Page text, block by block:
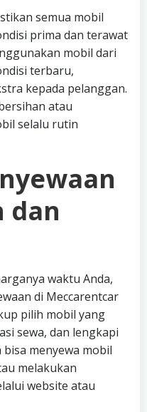
semua mobil
prima dan terawat
mobil dari
terbaru,
kepada pelanggan.
atau
selalu rutin
dan
waktu Anda,
di Meccarentcar
pilih mobil yang
sewa, dan lengkapi
menyewa mobil
melakukan
website atau